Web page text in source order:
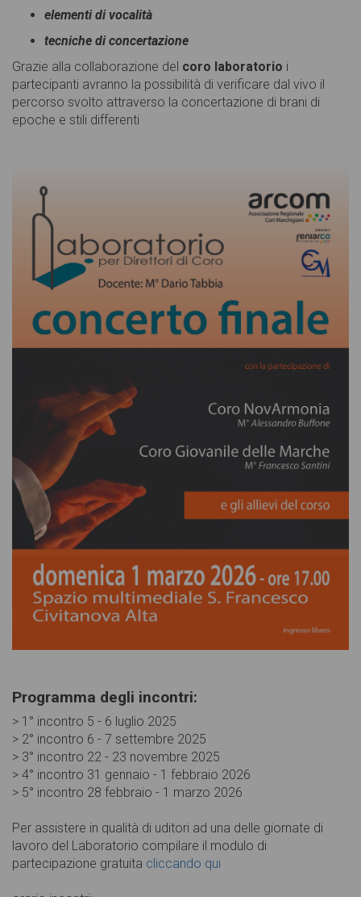
elementi di vocalità
tecniche di concertazione
Grazie alla collaborazione del coro laboratorio i
partecipanti avranno la possibilità di verificare dal vivo il
percorso svolto attraverso la concertazione di brani di
epoche e stili differenti
Programma degli incontri:
> 1° incontro 5 - 6 luglio 2025
> 2° incontro 6 - 7 settembre 2025
> 3° incontro 22 - 23 novembre 2025
> 4° incontro 31 gennaio - 1 febbraio 2026
> 5° incontro 28 febbraio - 1 marzo 2026
Per assistere in qualità di uditori ad una delle giornate di
lavoro del Laboratorio compilare il modulo di
partecipazione gratuita cliccando qui